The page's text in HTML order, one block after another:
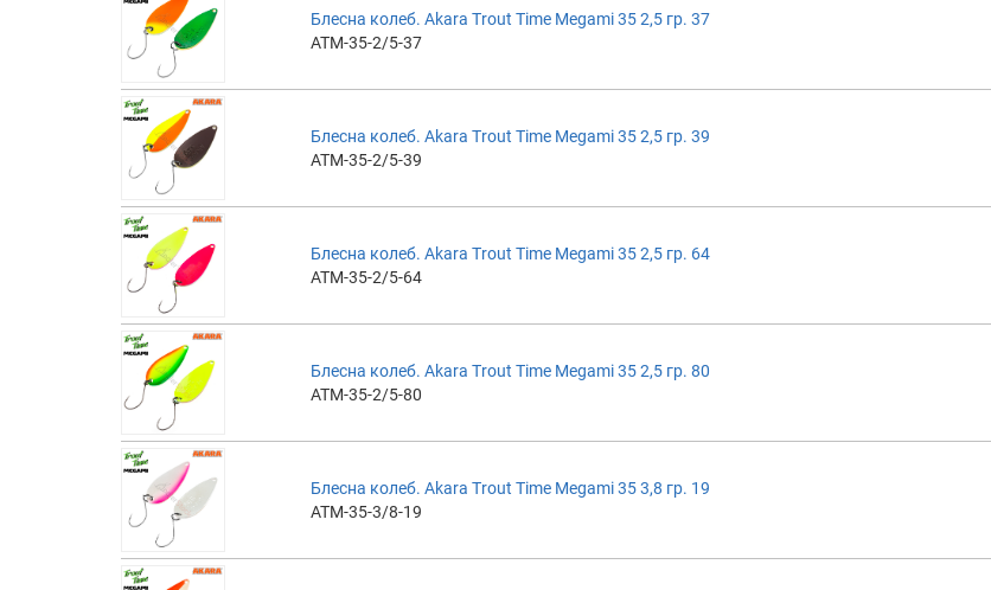
Блесна колеб. Akara Trout Time Megami 35 2,5 гр. 37
ATM-35-2/5-37
Блесна колеб. Akara Trout Time Megami 35 2,5 гр. 39
ATM-35-2/5-39
Блесна колеб. Akara Trout Time Megami 35 2,5 гр. 64
ATM-35-2/5-64
Блесна колеб. Akara Trout Time Megami 35 2,5 гр. 80
ATM-35-2/5-80
Блесна колеб. Akara Trout Time Megami 35 3,8 гр. 19
ATM-35-3/8-19